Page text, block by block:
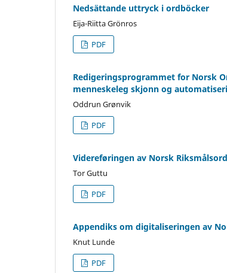
Nedsättande uttryck i ordböcker
Eija-Riitta Grönros
PDF
Redigeringsprogrammet for Norsk
menneskeleg skjonn og
Oddrun Grønvik
PDF
Videreføringen av Norsk
Tor Guttu
PDF
Appendiks om digitaliseringen av
Knut Lunde
PDF